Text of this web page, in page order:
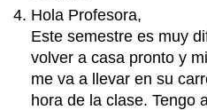
Hola Profesora,
Este semestre es muy
volver a casa pronto y
me va a llevar en su
hora de la clase. Tengo